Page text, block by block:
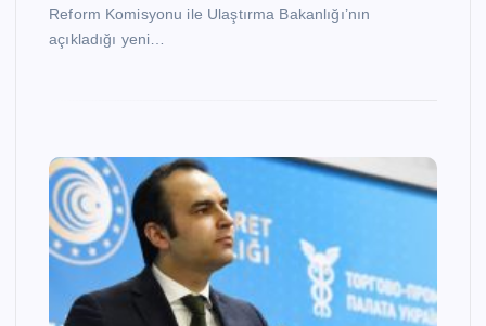
Reform Komisyonu ile Ulaştırma Bakanlığı’nın
açıkladığı yeni…